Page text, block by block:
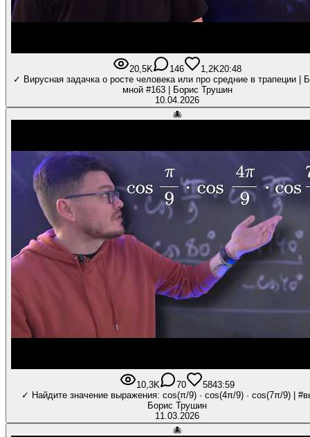
20,5K 146 1,2K20:48
✓ Вирусная задачка о росте человека или про средние в трапеции |
мной #163 | Борис Трушин
10.04.2026
🐙
10,3K 70 5843:59
✓ Найдите значение выражения: cos(π/9) · cos(4π/9) · cos(7π/9) |
Борис Трушин
11.03.2026
🐙